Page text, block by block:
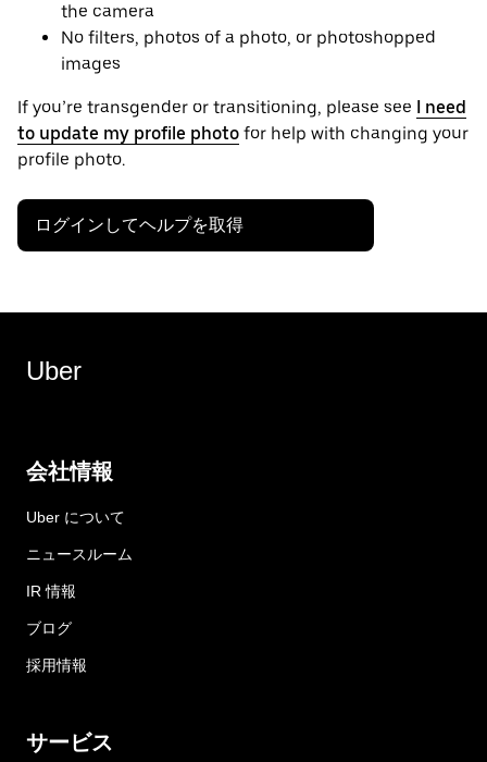
the camera
No filters, photos of a photo, or photoshopped
images
If you’re transgender or transitioning, please see
I need
to update my profile photo for help with changing your
profile photo.
ログインしてヘルプを取得
Uber
会社情報
Uber について
ニュースルーム
IR 情報
ブログ
採用情報
サービス